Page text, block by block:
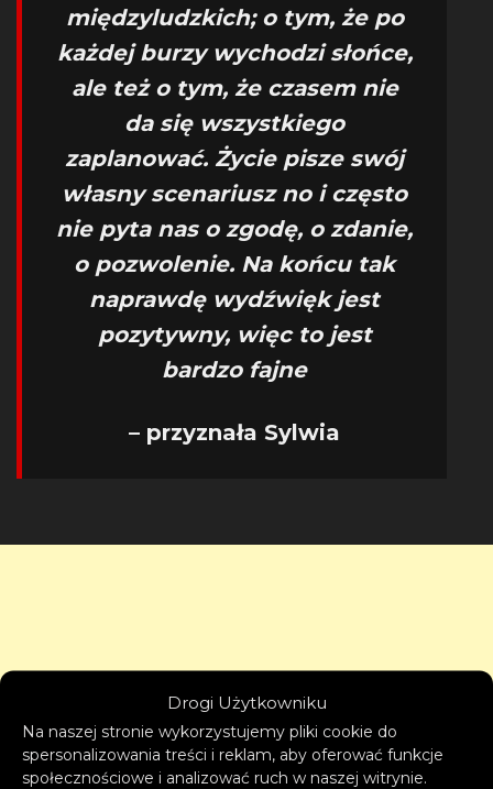
Drogi Użytkowniku
Na naszej stronie wykorzystujemy pliki cookie do
spersonalizowania treści i reklam, aby oferować funkcje
społecznościowe i analizować ruch w naszej witrynie.
międzyludzkich; o tym, że po
każdej burzy wychodzi słońce,
ale też o tym, że czasem nie
da się wszystkiego
zaplanować. Życie pisze swój
własny scenariusz no i często
nie pyta nas o zgodę, o zdanie,
o pozwolenie. Na końcu tak
naprawdę wydźwięk jest
pozytywny, więc to jest
bardzo fajne
– przyznała Sylwia